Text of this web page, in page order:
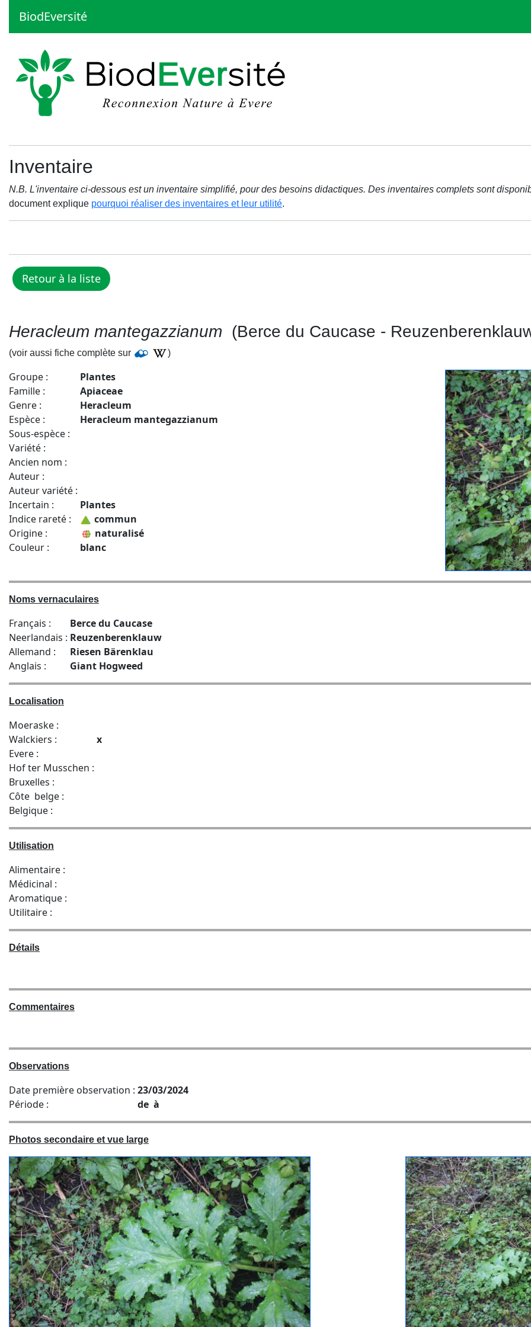
BiodEversité
Inventaire
N.B. L'inventaire ci-dessous est un inventaire simplifié, pour des besoins didactiques. Des inventaires complets sont
document explique pourquoi réaliser des inventaires et leur utilité.
Heracleum mantegazzianum (Berce du Caucase -
(voir aussi fiche complète sur )
Groupe :
Plantes
Famille :
Apiaceae
Genre :
Heracleum
Espèce :
Heracleum mantegazzianum
Sous-espèce :
Variété :
Ancien nom :
Auteur :
Auteur variété :
Incertain :
Plantes
Indice rareté :
commun
Origine :
naturalisé
Couleur :
blanc
Noms vernaculaires
Français :
Berce du Caucase
Neerlandais : Reuzenberenklauw
Allemand :
Riesen Bärenklau
Anglais :
Giant Hogweed
Localisation
Moeraske :
Walckiers :
x
Evere :
Hof ter Musschen :
Bruxelles :
Côte belge :
Belgique :
Utilisation
Alimentaire :
Médicinal :
Aromatique :
Utilitaire :
Détails
Commentaires
Observations
Date première observation : 23/03/2024
Période :
de à
Photos secondaire et vue large